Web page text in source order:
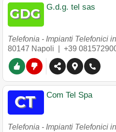
G.d.g. tel sas
Telefonia - Impianti Telefonici in
80147 Napoli +39
Com Tel Spa
Telefonia - Impianti Telefonici in